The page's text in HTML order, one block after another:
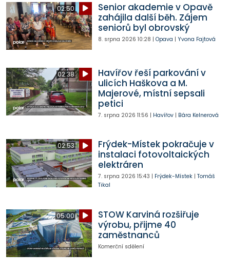
02:50
Senior akademie v Opavě
zahájila další běh. Zájem
seniorů byl obrovský
8. srpna 2026 10:28 | Opava | Yvona Fajtová
02:38
Havířov řeší parkování v
ulicích Haškova a M.
Majerové, místní sepsali
petici
7. srpna 2026 11:56 | Havířov| Bára Kelnerová
02:53
Frýdek-Místek pokračuje v
instalaci fotovoltaických
elektráren
7. srpna 2026 15:43 | Frýdek-Místek| Tomáš
Tikal
05:00
STOW Karviná rozšiřuje
výrobu, přijme 40
zaměstnanců
Komerční sdělení